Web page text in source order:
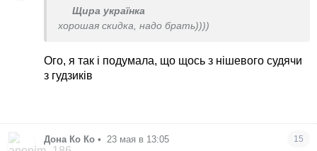
Щира українка
хорошая скидка, надо брать))))
Ого, я так і подумала, що щось з нішевого судячи
з гудзиків
Дона Ко Ко • 23 мая в 13:05 15